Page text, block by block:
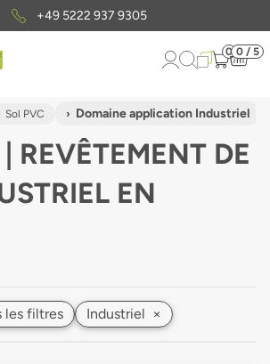
Envoi gratuit d'échantillons
0 0 / 5
Sol PVC Domaine application Industriel
REVÊTEMENT DE
EN
les filtres Industriel ×